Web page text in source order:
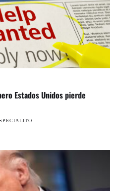
Estados Unidos pierde